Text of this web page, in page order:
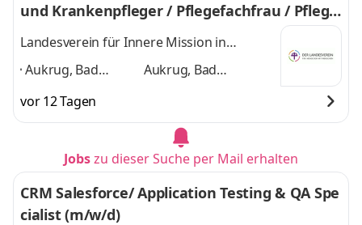
und Krankenpfleger / Pflegefachfrau / Pflege
fachmann (m/w/d)
Landesverein für Innere Mission in
Schleswig-Holstein
Aukrug, Bad
Bordesholm,
Flintbek,
Preetz, Rickling,
Ruhleben,
Schönberg
Aukrug, Bad
Neumünster, Plön,
Preetz, Rickling,
Ruhleben, Schönberg
und 7 weitere
vor 12 Tagen
Jobszu dieser Suche per Mail erhalten
CRM Salesforce/ Application Testing & QA Spe
cialist (m/w/d)